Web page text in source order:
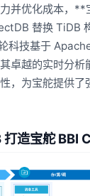
并优化成本，**
替换 TiDB
科技基于
卓越的实时分析
，为宝舵提供了
造宝舵 BBI